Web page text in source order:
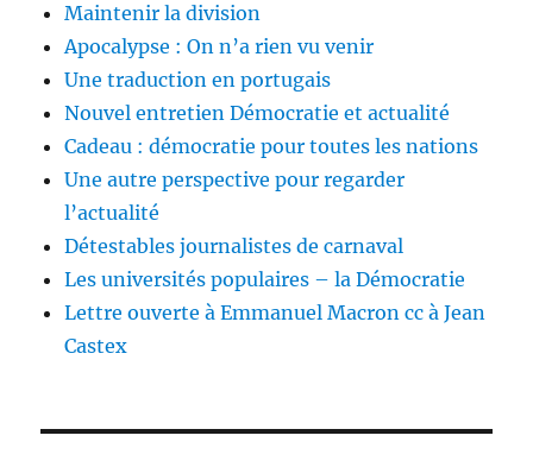
Maintenir la division
Apocalypse : On n’a rien vu venir
Une traduction en portugais
Nouvel entretien Démocratie et actualité
Cadeau : démocratie pour toutes les nations
Une autre perspective pour regarder
l’actualité
Détestables journalistes de carnaval
Les universités populaires – la Démocratie
Lettre ouverte à Emmanuel Macron cc à Jean
Castex